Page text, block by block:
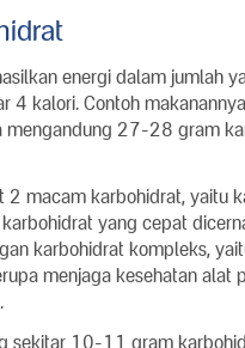
energi dalam jumlah
4 kalori. Contoh
27-28 gram
macam karbohidrat, yaitu
yang cepat
karbohidrat kompleks,
menjaga kesehatan alat
sekitar 10-11 gram